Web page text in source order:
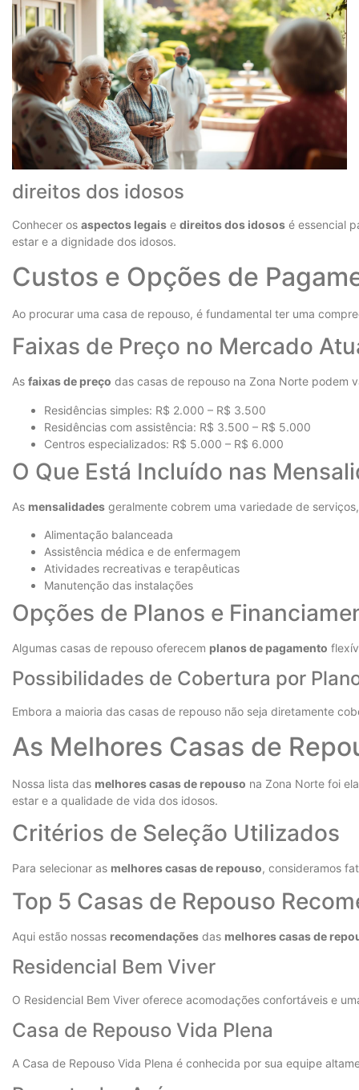
direitos dos idosos
Conhecer os aspectos legais e direitos dos idosos é essencial
estar e a dignidade dos idosos.
Custos e Opções de
Ao procurar uma casa de repouso, é fundamental ter uma
Faixas de Preço no Mercado
As faixas de preço das casas de repouso na Zona Norte podem
Residências simples: R$ 2.000 – R$ 3.500
Residências com assistência: R$ 3.500 – R$ 5.000
Centros especializados: R$ 5.000 – R$ 6.000
O Que Está Incluído nas
As mensalidades geralmente cobrem uma variedade de
Alimentação balanceada
Assistência médica e de enfermagem
Atividades recreativas e terapêuticas
Manutenção das instalações
Opções de Planos e
Algumas casas de repouso oferecem planos de pagamento
Possibilidades de Cobertura por
Embora a maioria das casas de repouso não seja diretamente
As Melhores Casas de
Nossa lista das melhores casas de repouso na Zona Norte foi
estar e a qualidade de vida dos idosos.
Critérios de Seleção Utilizados
Para selecionar as melhores casas de repouso, consideramos
Top 5 Casas de Repouso
Aqui estão nossas recomendações das melhores casas de
Residencial Bem Viver
O Residencial Bem Viver oferece acomodações confortáveis e
Casa de Repouso Vida Plena
A Casa de Repouso Vida Plena é conhecida por sua equipe